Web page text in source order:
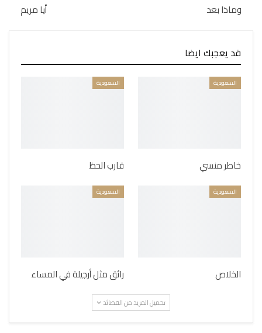
وماذا بعد أيا مريم
قد يعجبك ايضا
السعودية
خاطر منسي
السعودية
قارب الحظ
السعودية
الخلاص
السعودية
رائق مثل أرجيلة في المساء
تحميل المزيد من القصائد